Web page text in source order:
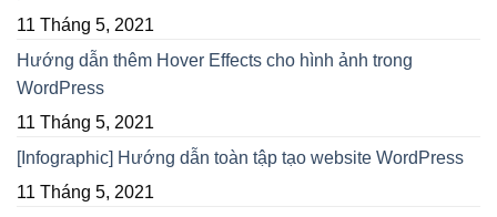
11 Tháng 5, 2021
Hướng dẫn thêm Hover Effects cho hình ảnh trong
WordPress
11 Tháng 5, 2021
[Infographic] Hướng dẫn toàn tập tạo website WordPress
11 Tháng 5, 2021